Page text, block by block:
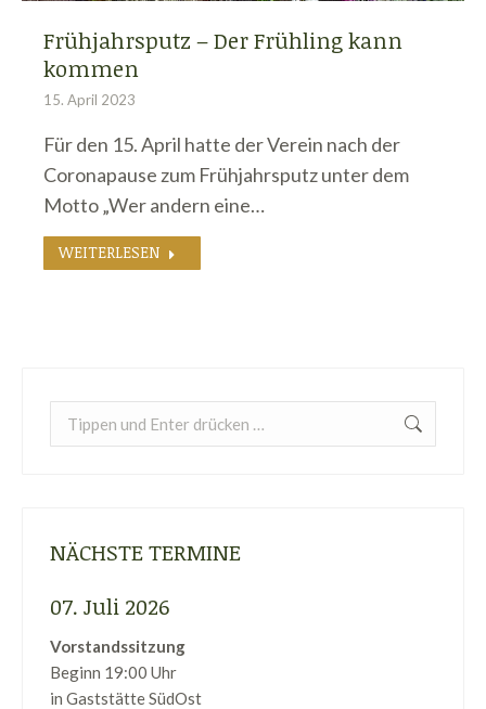
Frühjahrsputz – Der Frühling kann
kommen
15. April 2023
Für den 15. April hatte der Verein nach der
Coronapause zum Frühjahrsputz unter dem
Motto „Wer andern eine…
WEITERLESEN
NÄCHSTE TERMINE
07. Juli 2026
Vorstandssitzung
Beginn 19:00 Uhr
in Gaststätte SüdOst